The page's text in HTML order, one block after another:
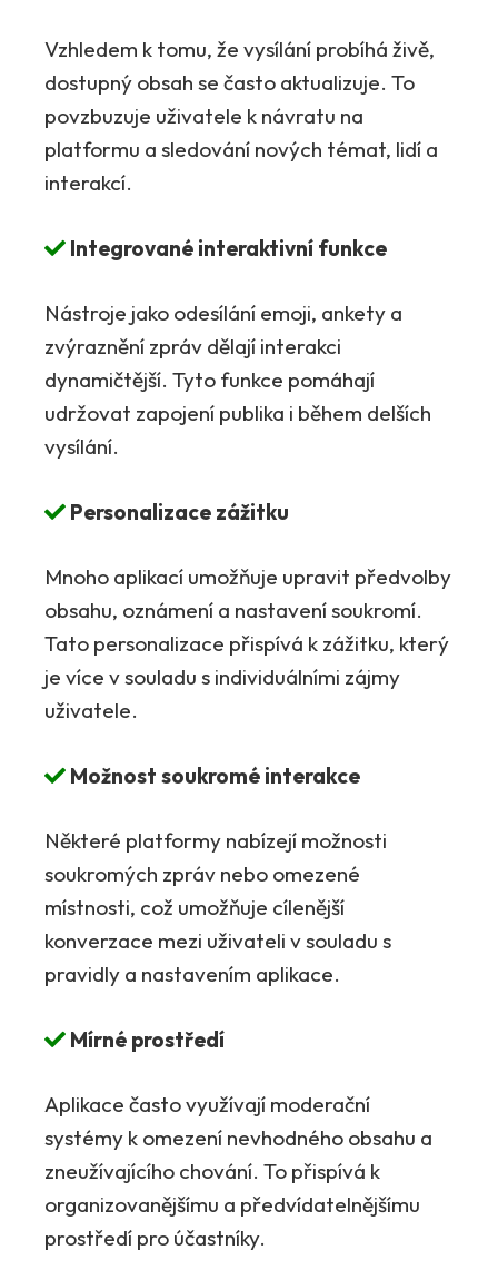
Vzhledem k tomu, že vysílání probíhá živě,
dostupný obsah se často aktualizuje. To
povzbuzuje uživatele k návratu na
platformu a sledování nových témat, lidí a
interakcí.
Integrované interaktivní funkce
Nástroje jako odesílání emoji, ankety a
zvýraznění zpráv dělají interakci
dynamičtější. Tyto funkce pomáhají
udržovat zapojení publika i během delších
vysílání.
Personalizace zážitku
Mnoho aplikací umožňuje upravit předvolby
obsahu, oznámení a nastavení soukromí.
Tato personalizace přispívá k zážitku, který
je více v souladu s individuálními zájmy
uživatele.
Možnost soukromé interakce
Některé platformy nabízejí možnosti
soukromých zpráv nebo omezené
místnosti, což umožňuje cílenější
konverzace mezi uživateli v souladu s
pravidly a nastavením aplikace.
Mírné prostředí
Aplikace často využívají moderační
systémy k omezení nevhodného obsahu a
zneužívajícího chování. To přispívá k
organizovanějšímu a předvídatelnějšímu
prostředí pro účastníky.